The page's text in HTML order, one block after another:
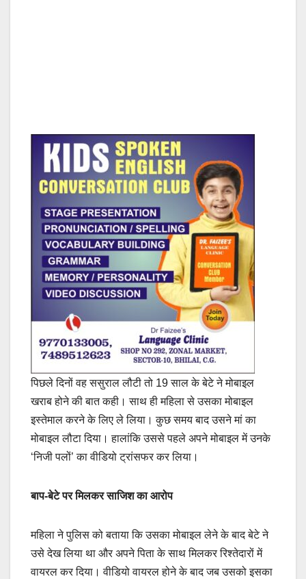
पिछले दिनों वह ससुराल लौटी तो 19 साल के बेटे ने मोबाइल
खराब होने की बात कही। साथ ही महिला से उसका मोबाइल
इस्तेमाल करने के लिए ले लिया। कुछ समय बाद उसने मां का
मोबाइल लौटा दिया। हालांकि उससे पहले अपने मोबाइल में उनके
‘निजी पलों’ का वीडियो ट्रांसफर कर लिया।
बाप-बेटे पर मिलकर साजिश का आरोप
महिला ने पुलिस को बताया कि उसका मोबाइल लेने के बाद बेटे ने
उसे देख लिया था और अपने पिता के साथ मिलकर रिश्तेदारों में
वायरल कर दिया। वीडियो वायरल होने के बाद जब उसको इसका